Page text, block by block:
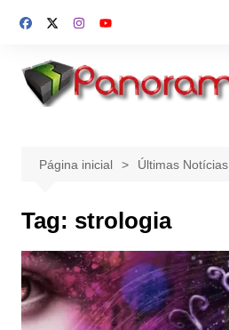
para
conteúdo
Página inicial Últimas Notícias
Tag: strologia